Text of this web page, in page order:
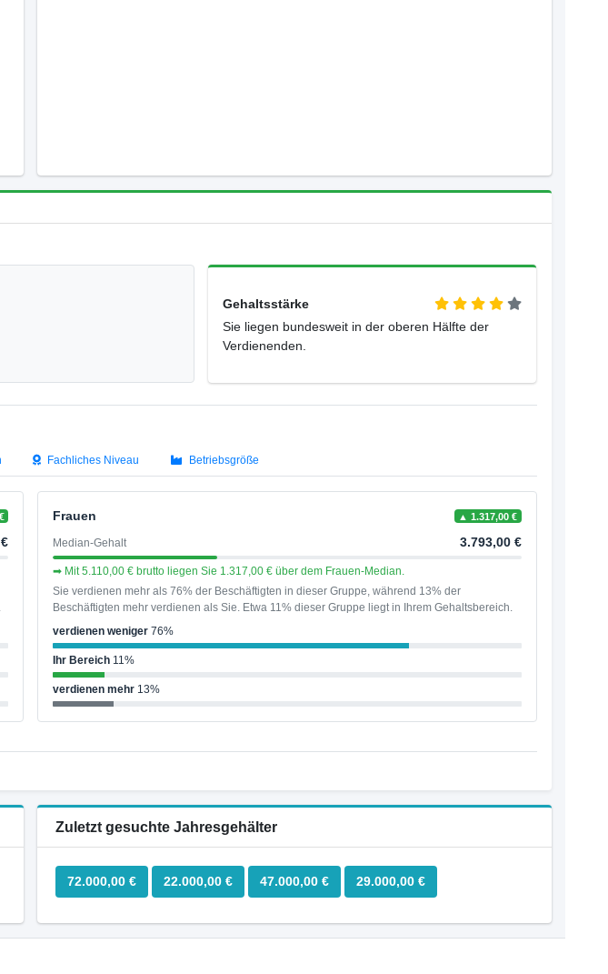
Gehaltsstärke
Sie liegen bundesweit in der oberen Hälfte der
Verdienenden.
Fachliches Niveau Betriebsgröße
Frauen ▲ 1.317,00 €
Median-Gehalt 3.793,00 €
➡ Mit 5.110,00 € brutto liegen Sie 1.317,00 € über dem Frauen-Median.
Sie verdienen mehr als 76% der Beschäftigten in dieser Gruppe, während 13% der
Beschäftigten mehr verdienen als Sie. Etwa 11% dieser Gruppe liegt in Ihrem Gehaltsbereich.
verdienen weniger 76%
Ihr Bereich 11%
verdienen mehr 13%
Zuletzt gesuchte Jahresgehälter
72.000,00 € 22.000,00 € 47.000,00 € 29.000,00 €